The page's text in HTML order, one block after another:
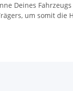
Deines
um somit die